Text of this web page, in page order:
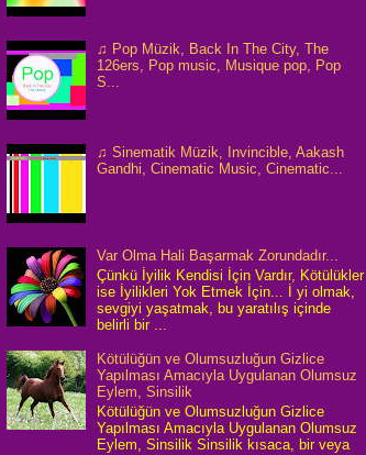
♫ Pop Müzik, Back In The City, The
126ers, Pop music, Musique pop, Pop
S...
♫ Sinematik Müzik, Invincible, Aakash
Gandhi, Cinematic Music, Cinematic...
Var Olma Hali Başarmak Zorundadır...
Çünkü İyilik Kendisi İçin Vardır, Kötülükler
ise İyilikleri Yok Etmek İçin... İ yi olmak,
sevgiyi yaşatmak, bu yaratılış içinde
belirli bir ...
Kötülüğün ve Olumsuzluğun Gizlice
Yapılması Amacıyla Uygulanan Olumsuz
Eylem, Sinsilik
Kötülüğün ve Olumsuzluğun Gizlice
Yapılması Amacıyla Uygulanan Olumsuz
Eylem, Sinsilik Sinsilik kısaca, bir veya